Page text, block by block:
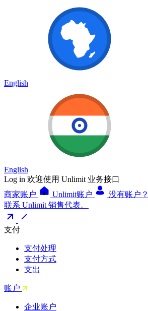
English
English
Log in 欢迎使用 Unlimit 业务接口
商家账户
Unlimit账户
没有账户？
联系 Unlimit 销售代表。
支付
支付处理
支付方式
支出
账户
企业账户